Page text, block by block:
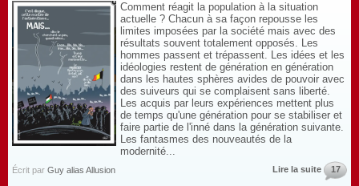
Comment réagit la population à la situation
actuelle ? Chacun à sa façon repousse les
limites imposées par la société mais avec des
résultats souvent totalement opposés. Les
hommes passent et trépassent. Les idées et les
idéologies restent de génération en génération
dans les hautes sphères avides de pouvoir avec
des suiveurs qui se complaisent sans liberté.
Les acquis par leurs expériences mettent plus
de temps qu'une génération pour se stabiliser et
faire partie de l'inné dans la génération suivante.
Les fantasmes des nouveautés de la
modernité...
Écrit par Guy alias Allusion Lire la suite 17